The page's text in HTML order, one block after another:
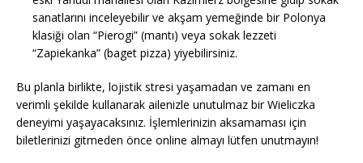
sanatlarını inceleyebilir ve akşam yemeğinde bir Polonya
klasiği olan “Pierogi” (mantı) veya sokak lezzeti
“Zapiekanka” (baget pizza) yiyebilirsiniz.
Bu planla birlikte, lojistik stresi yaşamadan ve zamanı en
verimli şekilde kullanarak ailenizle unutulmaz bir Wieliczka
deneyimi yaşayacaksınız. İşlemlerinizin aksamaması için
biletlerinizi gitmeden önce online almayı lütfen unutmayın!